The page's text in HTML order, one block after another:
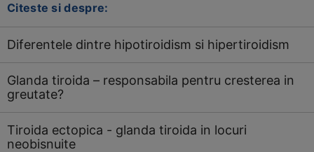
Citeste si despre:
Diferentele dintre hipotiroidism si hipertiroidism
Glanda tiroida – responsabila pentru cresterea in
greutate?
Tiroida ectopica - glanda tiroida in locuri
neobisnuite